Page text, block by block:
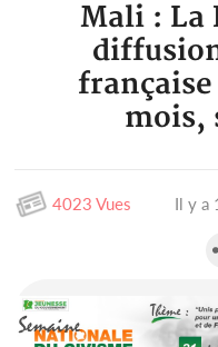
Mali : La
française
mois,
4023 Vues Il y a